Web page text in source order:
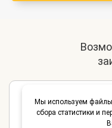
Дешевые
Заказ фуры в
Мы используем файлы
сбора статистики и